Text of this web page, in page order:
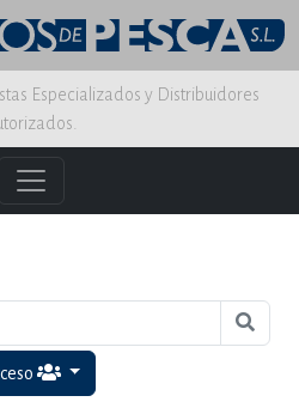
Especializados y Distribuidores